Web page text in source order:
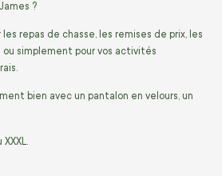
?
repas de chasse, les remises de prix, les
simplement pour vos activités
bien avec un pantalon en velours, un
XXXL.